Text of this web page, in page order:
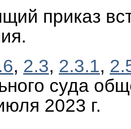
приказ
, 2.3, 2.3.1,
суда
2023 г.